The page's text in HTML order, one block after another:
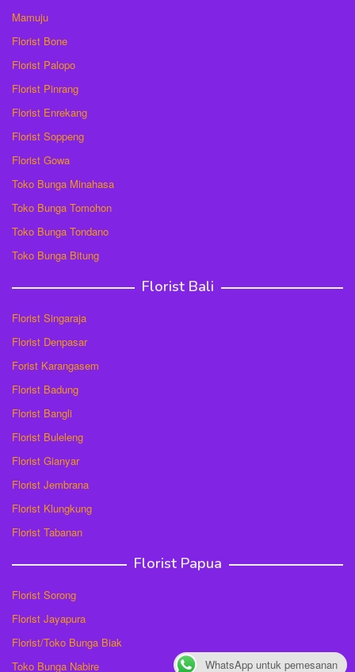
Mamuju
Florist Bone
Florist Palopo
Florist Pinrang
Florist Enrekang
Florist Soppeng
Florist Gowa
Toko Bunga Minahasa
Toko Bunga Tomohon
Toko Bunga Tondano
Toko Bunga Bitung
Florist Bali
Florist Singaraja
Florist Denpasar
Forist Karangasem
Florist Badung
Florist Bangli
Florist Buleleng
Florist Gianyar
Florist Jembrana
Florist Klungkung
Florist Tabanan
Florist Papua
Florist Sorong
Florist Jayapura
Florist/Toko Bunga Biak
Toko Bunga Nabire
WhatsApp untuk pemesanan